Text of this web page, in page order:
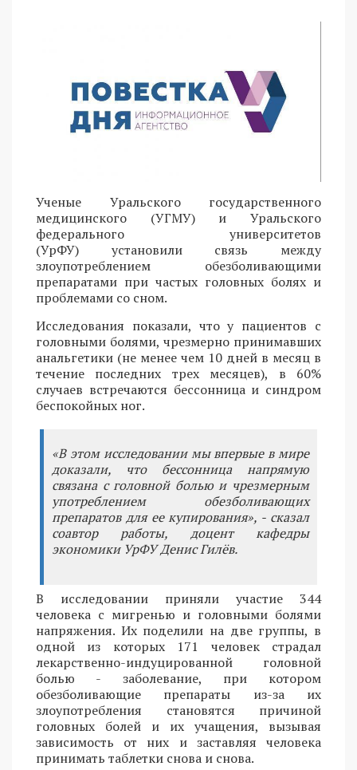
Ученые Уральского государственного
медицинского (УГМУ) и Уральского
федерального университетов
(УрФУ) установили связь между
злоупотреблением обезболивающими
препаратами при частых головных болях и
проблемами со сном.
Исследования показали, что у пациентов с
головными болями, чрезмерно принимавших
анальгетики (не менее чем 10 дней в месяц в
течение последних трех месяцев), в 60%
случаев встречаются бессонница и синдром
беспокойных ног.
«В этом исследовании мы впервые в мире
доказали, что бессонница напрямую
связана с головной болью и чрезмерным
употреблением обезболивающих
препаратов для ее купирования», - сказал
соавтор работы, доцент кафедры
экономики УрФУ Денис Гилёв.
В исследовании приняли участие 344
человека с мигренью и головными болями
напряжения. Их поделили на две группы, в
одной из которых 171 человек страдал
лекарственно-индуцированной головной
болью - заболевание, при котором
обезболивающие препараты из-за их
злоупотребления становятся причиной
головных болей и их учащения, вызывая
зависимость от них и заставляя человека
принимать таблетки снова и снова.